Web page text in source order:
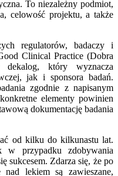
To niezależny podmiot,
celowość projektu, a także
regulatorów, badaczy i
Clinical Practice (Dobra
który wyznacza
jak i sponsora badań.
zgodnie z napisanym
elementy powinien
dokumentację badania
od kilku do kilkunastu lat.
w przypadku zdobywania
sukcesem. Zdarza się, że po
lekiem są zawieszane,